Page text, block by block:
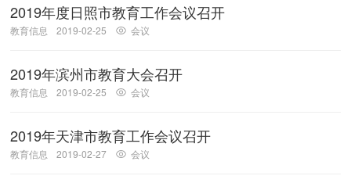
2019年度日照市教育工作会议召开
教育信息 2019-02-25 会议
2019年滨州市教育大会召开
教育信息 2019-02-25 会议
2019年天津市教育工作会议召开
教育信息 2019-02-27 会议